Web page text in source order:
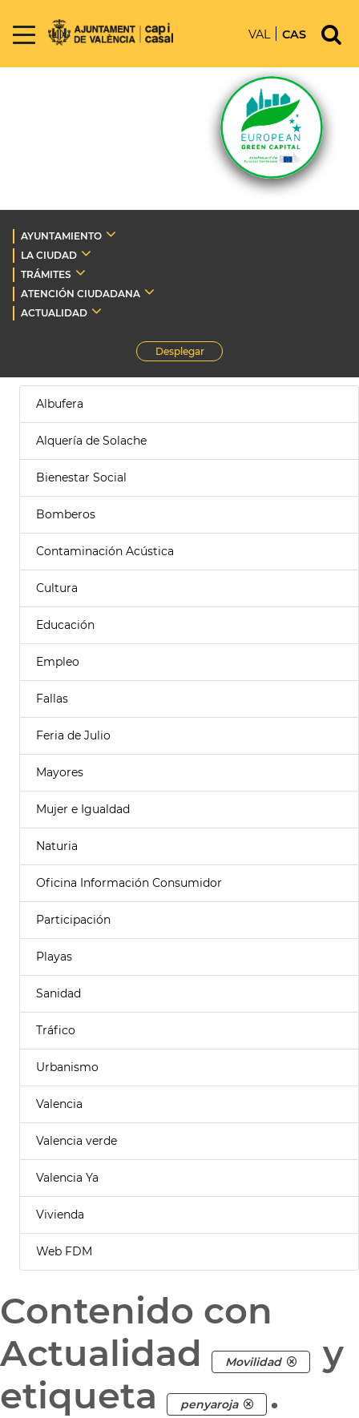
VAL CAS
AYUNTAMIENTO
LA CIUDAD
TRÁMITES
ATENCIÓN CIUDADANA
ACTUALIDAD
Desplegar
Albufera
Alquería de Solache
Bienestar Social
Bomberos
Contaminación Acústica
Cultura
Educación
Empleo
Fallas
Feria de Julio
Mayores
Mujer e Igualdad
Naturia
Oficina Información Consumidor
Participación
Playas
Sanidad
Tráfico
Urbanismo
Valencia
Valencia verde
Valencia Ya
Vivienda
Web FDM
Contenido con
Actualidad
Movilidad
y
etiqueta
penyaroja .